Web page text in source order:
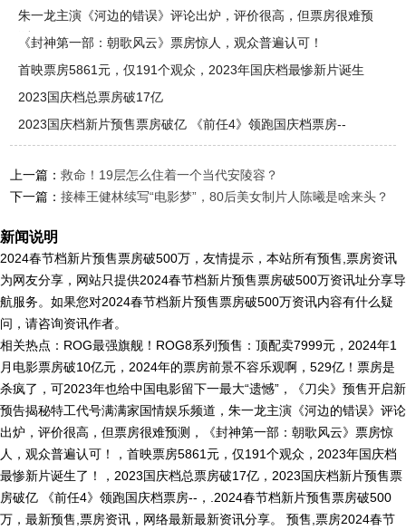
朱一龙主演《河边的错误》评论出炉，评价很高，但票房很难预
测
《封神第一部：朝歌风云》票房惊人，观众普遍认可！
首映票房5861元，仅191个观众，2023年国庆档最惨新片诞生
了！
2023国庆档总票房破17亿
2023国庆档新片预售票房破亿 《前任4》领跑国庆档票房--
上一篇：救命！19层怎么住着一个当代安陵容？
下一篇：接棒王健林续写“电影梦”，80后美女制片人陈曦是啥来头？
新闻说明
2024春节档新片预售票房破500万，友情提示，本站所有预售,票房资讯
为网友分享，网站只提供2024春节档新片预售票房破500万资讯址分享导
航服务。如果您对2024春节档新片预售票房破500万资讯内容有什么疑
问，请咨询资讯作者。
相关热点：ROG最强旗舰！ROG8系列预售：顶配卖7999元，2024年1
月电影票房破10亿元，2024年的票房前景不容乐观啊，529亿！票房是
杀疯了，可2023年也给中国电影留下一最大“遗憾”，《刀尖》预售开启新
预告揭秘特工代号满满家国情娱乐频道，朱一龙主演《河边的错误》评论
出炉，评价很高，但票房很难预测，《封神第一部：朝歌风云》票房惊
人，观众普遍认可！，首映票房5861元，仅191个观众，2023年国庆档
最惨新片诞生了！，2023国庆档总票房破17亿，2023国庆档新片预售票
房破亿 《前任4》领跑国庆档票房--，.2024春节档新片预售票房破500
万，最新预售,票房资讯，网络最新最新资讯分享。 预售,票房2024春节